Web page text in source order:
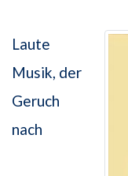
Laute
Musik, der
Geruch
nach